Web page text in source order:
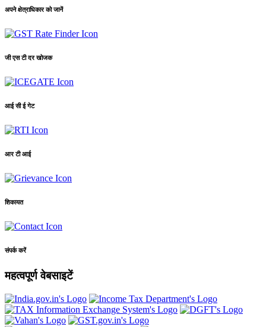
अपने क्षेत्राधिकार को जानें
जी एस टी दर खोजक
आई सी ई गेट
आर टी आई
शिकायत
संपर्क करें
महत्वपूर्ण वेबसाइटें